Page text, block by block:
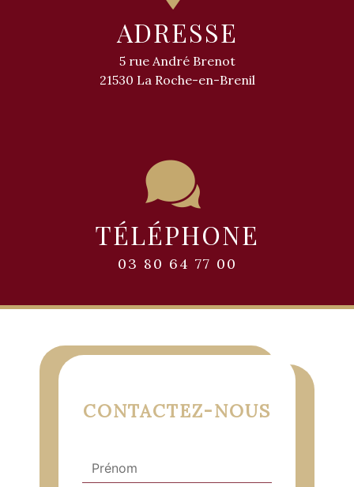
ADRESSE
5 rue André Brenot
21530 La Roche-en-Brenil
TÉLÉPHONE
03 80 64 77 00
CONTACTEZ-NOUS